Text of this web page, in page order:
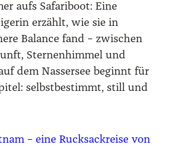
aufs Safariboot: Eine
erzählt, wie sie in
Balance fand – zwischen
Sternenhimmel und
dem Nassersee beginnt für
selbstbestimmt, still und